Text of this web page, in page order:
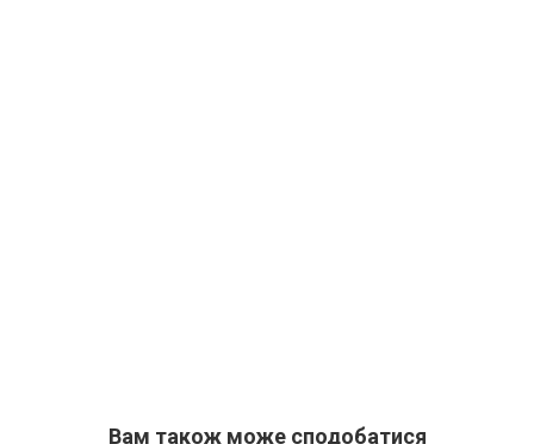
Вам також може сподобатися